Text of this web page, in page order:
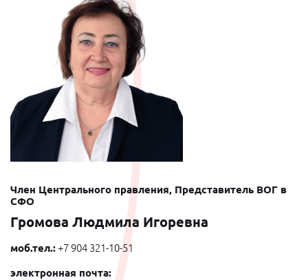
Член Центрального правления, Представитель ВОГ в
СФО
Громова Людмила Игоревна
моб.тел.:+7 904 321-10-51
электронная почта: